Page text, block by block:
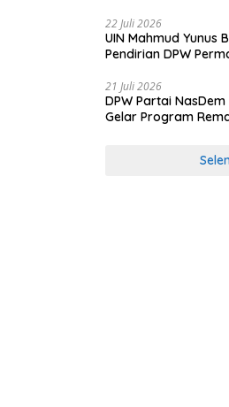
22 Juli 2026
UIN Mahmud Yunus
Pendirian DPW
21 Juli 2026
DPW Partai
Gelar Program